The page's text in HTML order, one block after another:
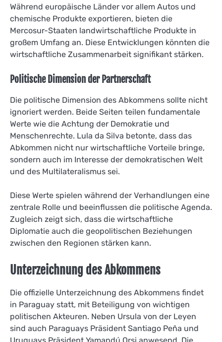
Während europäische Länder vor allem Autos und
chemische Produkte exportieren, bieten die
Mercosur-Staaten landwirtschaftliche Produkte in
großem Umfang an. Diese Entwicklungen könnten die
wirtschaftliche Zusammenarbeit signifikant stärken.
Politische Dimension der Partnerschaft
Die politische Dimension des Abkommens sollte nicht
ignoriert werden. Beide Seiten teilen fundamentale
Werte wie die Achtung der Demokratie und
Menschenrechte. Lula da Silva betonte, dass das
Abkommen nicht nur wirtschaftliche Vorteile bringe,
sondern auch im Interesse der demokratischen Welt
und des Multilateralismus sei.
Diese Werte spielen während der Verhandlungen eine
zentrale Rolle und beeinflussen die politische Agenda.
Zugleich zeigt sich, dass die wirtschaftliche
Diplomatie auch die geopolitischen Beziehungen
zwischen den Regionen stärken kann.
Unterzeichnung des Abkommens
Die offizielle Unterzeichnung des Abkommens findet
in Paraguay statt, mit Beteiligung von wichtigen
politischen Akteuren. Neben Ursula von der Leyen
sind auch Paraguays Präsident Santiago Peña und